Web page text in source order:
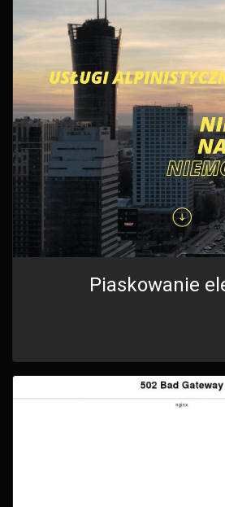
Piaskowanie